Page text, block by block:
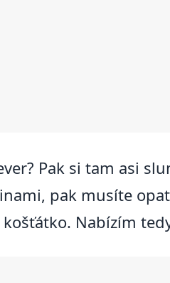
Pak si tam asi
pak musíte
Nabízím